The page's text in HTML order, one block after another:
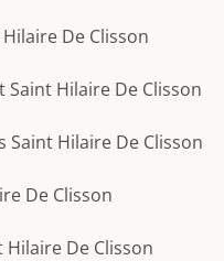
De Clisson
Hilaire De Clisson
Hilaire De Clisson
De Clisson
De Clisson